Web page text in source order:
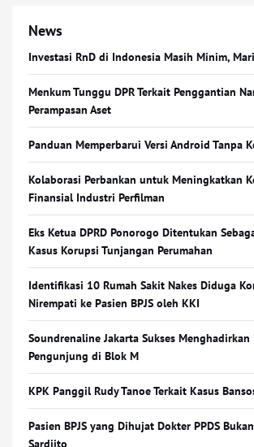
News
Investasi RnD di Indonesia Masih Minim,
Menkum Tunggu DPR Terkait Penggantian
Perampasan Aset
Panduan Memperbarui Versi Android Tanpa
Kolaborasi Perbankan untuk Meningkatkan
Finansial Industri Perfilman
Eks Ketua DPRD Ponorogo Ditentukan
Kasus Korupsi Tunjangan Perumahan
Identifikasi 10 Rumah Sakit Nakes Diduga
Nirempati ke Pasien BPJS oleh KKI
Soundrenaline Jakarta Sukses
Pengunjung di Blok M
KPK Panggil Rudy Tanoe Terkait Kasus
Pasien BPJS yang Dihujat Dokter PPDS
Sardjito